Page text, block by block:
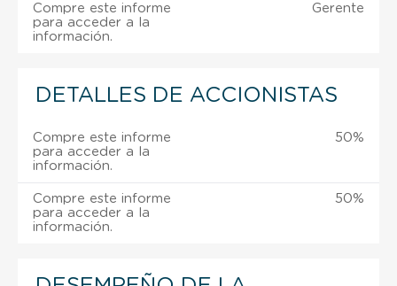
Compre este informe
para acceder a la
información.
Gerente
DETALLES DE ACCIONISTAS
Compre este informe
para acceder a la
información.
50%
Compre este informe
para acceder a la
información.
50%